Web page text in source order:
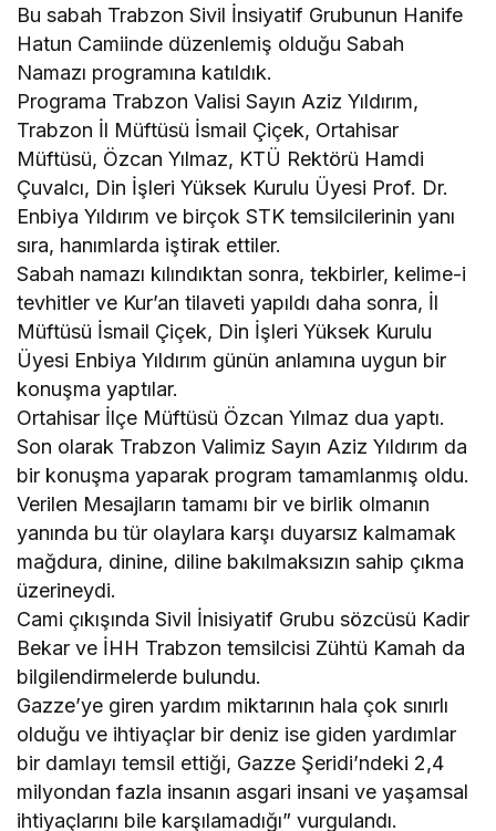
Bu sabah Trabzon Sivil İnsiyatif Grubunun Hanife
Hatun Camiinde düzenlemiş olduğu Sabah
Namazı programına katıldık.
Programa Trabzon Valisi Sayın Aziz Yıldırım,
Trabzon İl Müftüsü İsmail Çiçek, Ortahisar
Müftüsü, Özcan Yılmaz, KTÜ Rektörü Hamdi
Çuvalcı, Din İşleri Yüksek Kurulu Üyesi Prof. Dr.
Enbiya Yıldırım ve birçok STK temsilcilerinin yanı
sıra, hanımlarda iştirak ettiler.
Sabah namazı kılındıktan sonra, tekbirler, kelime-i
tevhitler ve Kur’an tilaveti yapıldı daha sonra, İl
Müftüsü İsmail Çiçek, Din İşleri Yüksek Kurulu
Üyesi Enbiya Yıldırım günün anlamına uygun bir
konuşma yaptılar.
Ortahisar İlçe Müftüsü Özcan Yılmaz dua yaptı.
Son olarak Trabzon Valimiz Sayın Aziz Yıldırım da
bir konuşma yaparak program tamamlanmış oldu.
Verilen Mesajların tamamı bir ve birlik olmanın
yanında bu tür olaylara karşı duyarsız kalmamak
mağdura, dinine, diline bakılmaksızın sahip çıkma
üzerineydi.
Cami çıkışında Sivil İnisiyatif Grubu sözcüsü Kadir
Bekar ve İHH Trabzon temsilcisi Zühtü Kamah da
bilgilendirmelerde bulundu.
Gazze’ye giren yardım miktarının hala çok sınırlı
olduğu ve ihtiyaçlar bir deniz ise giden yardımlar
bir damlayı temsil ettiği, Gazze Şeridi’ndeki 2,4
milyondan fazla insanın asgari insani ve yaşamsal
ihtiyaçlarını bile karşılamadığı” vurgulandı.